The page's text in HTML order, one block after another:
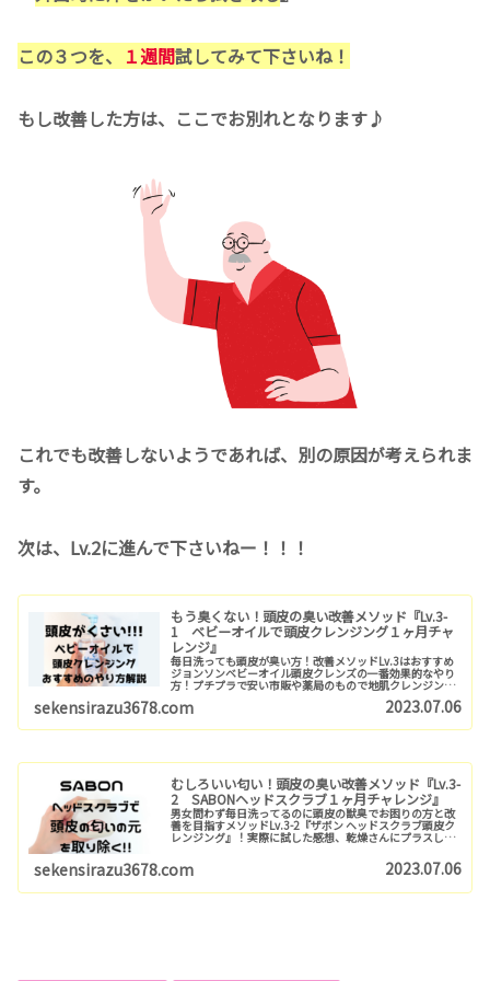
この３つを、 １週間試してみて下さいね！
もし改善した方は、ここでお別れとなります♪
これでも改善しないようであれば、別の原因が考えられま
す。
次は、Lv.2に進んで下さいねー！！！
もう臭くない！頭皮の臭い改善メソッド『Lv.3-
1 ベビーオイルで頭皮クレンジング１ヶ月チャ
レンジ』
毎日洗っても頭皮が臭い方！改善メソッドLv.3はおすすめ
ジョンソンベビーオイル頭皮クレンズの一番効果的なやり
方！プチプラで安い市販や薬局のもので地肌クレンジン
グ！男性も加齢臭の人も臭いの原因を知ってやってみて
ね！楽天、アマゾンでも買えます
sekensirazu3678.com 2023.07.06
むしろいい匂い！頭皮の臭い改善メソッド『Lv.3-
2 SABONヘッドスクラブ１ヶ月チャレンジ』
男女問わず毎日洗ってるのに頭皮の獣臭でお困りの方と改
善を目指すメソッドLv.3-2『ザボン ヘッドスクラブ頭皮ク
レンジング』！実際に試した感想、乾燥さんにプラスして
sekensirazu3678.com 2023.07.06